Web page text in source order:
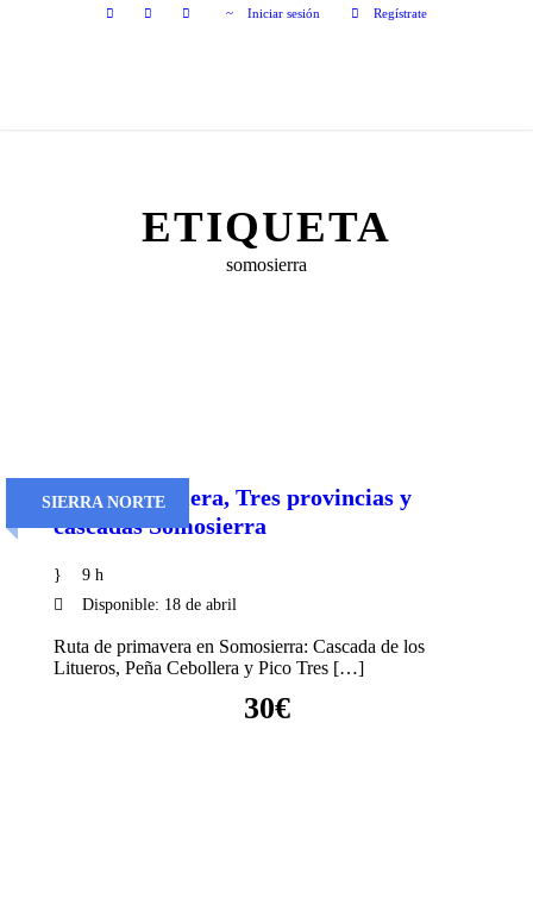
Iniciar sesión Regístrate
ETIQUETA
somosierra
SIERRA NORTE
Sierra Cebollera, Tres provincias y
cascadas Somosierra
9 h
Disponible: 18 de abril
Ruta de primavera en Somosierra: Cascada de los
Litueros, Peña Cebollera y Pico Tres […]
30€